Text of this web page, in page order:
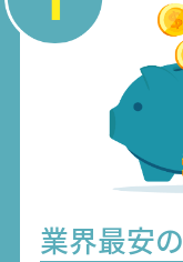
業界最安